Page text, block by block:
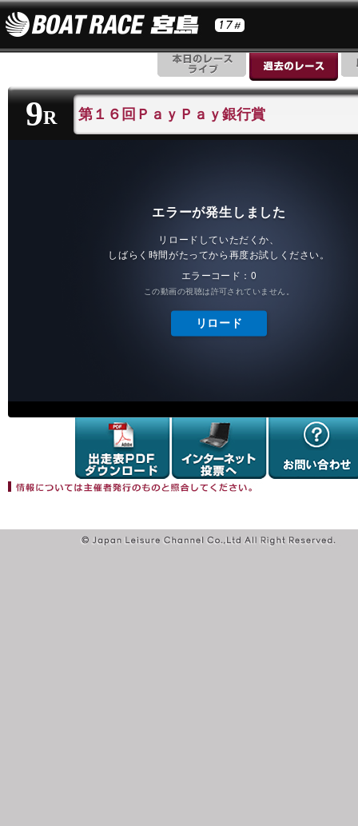
9 R 第１６回ＰａｙＰａｙ銀行賞